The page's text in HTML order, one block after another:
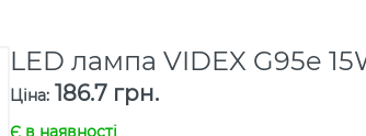
LED лампа VIDEX G95e
Ціна: 186.7 грн.